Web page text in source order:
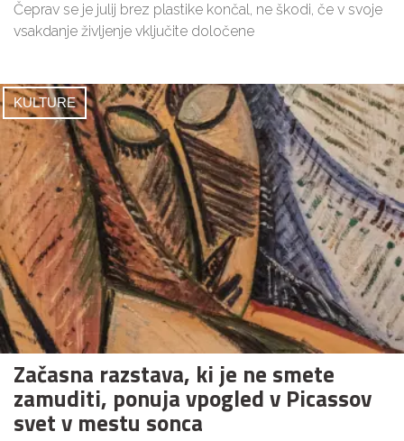
Čeprav se je julij brez plastike končal, ne škodi, če v svoje
vsakdanje življenje vključite določene
KULTURE
Začasna razstava, ki je ne smete
zamuditi, ponuja vpogled v Picassov
svet v mestu sonca